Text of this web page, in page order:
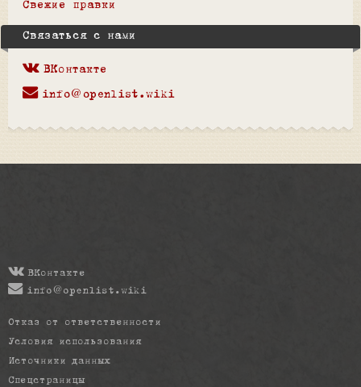
Свежие правки
Связаться с нами
ВКонтакте
info@openlist.wiki
ВКонтакте
info@openlist.wiki
Отказ от ответственности
Условия использования
Источники данных
Спецстраницы